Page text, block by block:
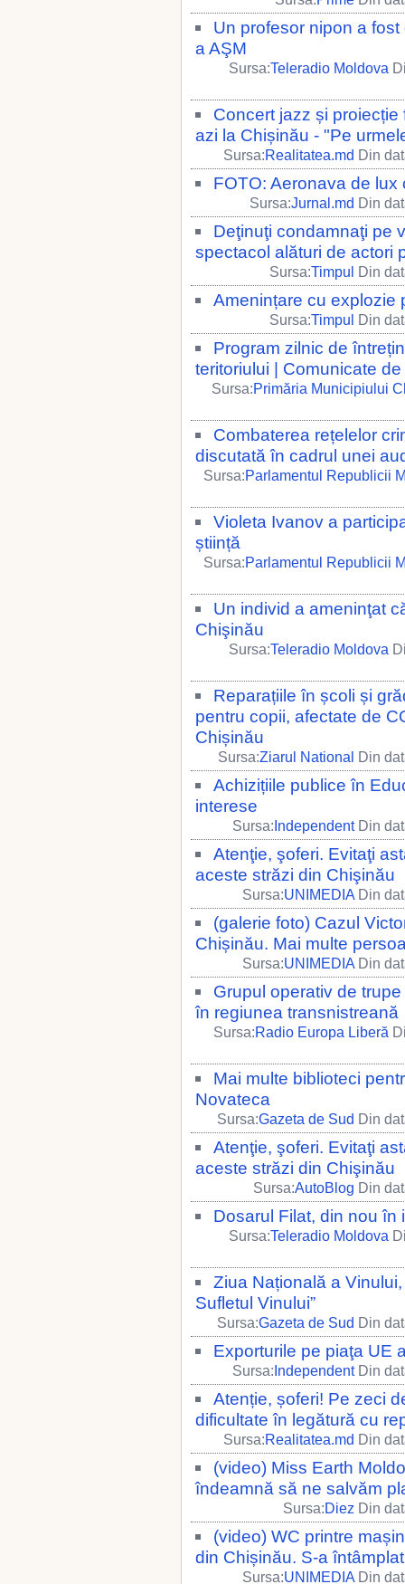
Un profesor nipon a
a AŞM
Sursa:Teleradio Moldova
Concert jazz și
azi la Chișinău - "Pe
Sursa:Realitatea.md Din
FOTO: Aeronava de
Sursa:Jurnal.md Din
Deţinuţi condamnaţi pe
spectacol alături de actori
Sursa:Timpul Din
Amenințare cu explozie
Sursa:Timpul Din
Program zilnic de
teritoriului | Comunicate
Sursa:Primăria Municipiului
Combaterea rețelelor
discutată în cadrul unei
Sursa:Parlamentul Republicii
Violeta Ivanov a
știință
Sursa:Parlamentul Republicii
Un individ a ameninţat
Chişinău
Sursa:Teleradio Moldova
Reparațiile în școli și
pentru copii, afectate de
Chișinău
Sursa:Ziarul National Din
Achizițiile publice în
interese
Sursa:IndependentDin
Atenţie, şoferi. Evitaţi
aceste străzi din Chişinău
Sursa:UNIMEDIA Din
(galerie foto) Cazul
Chișinău. Mai multe
Sursa:UNIMEDIA Din
Grupul operativ de
în regiunea transnistreană
Sursa:Radio Europa Liberă
Mai multe biblioteci
Novateca
Sursa:Gazeta de Sud Din
Atenţie, şoferi. Evitaţi
aceste străzi din Chişinău
Sursa:AutoBlog Din
Dosarul Filat, din nou în
Sursa:Teleradio Moldova
Ziua Națională a
Sufletul Vinului”
Sursa:Gazeta de Sud Din
Exporturile pe piaţa UE
Sursa:IndependentDin
Atenție, șoferi! Pe zeci
dificultate în legătură cu
Sursa:Realitatea.md Din
(video) Miss Earth
îndeamnă să ne salvăm
Sursa:Diez Din
(video) WC printre
din Chișinău. S-a
Sursa:UNIMEDIA Din